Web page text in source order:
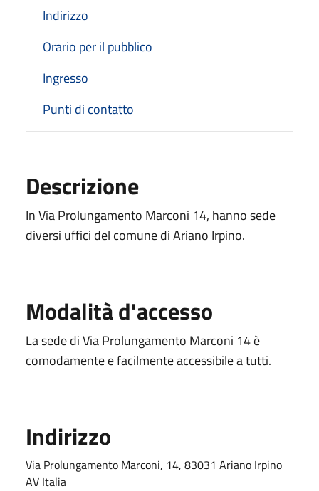
Indirizzo
Orario per il pubblico
Ingresso
Punti di contatto
Descrizione
In Via Prolungamento Marconi 14, hanno sede
diversi uffici del comune di Ariano Irpino.
Modalità d'accesso
La sede di Via Prolungamento Marconi 14 è
comodamente e facilmente accessibile a tutti.
Indirizzo
Via Prolungamento Marconi, 14, 83031 Ariano Irpino
AV Italia